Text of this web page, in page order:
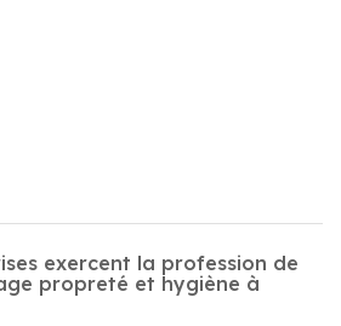
exercent la profession de
propreté et hygiène à